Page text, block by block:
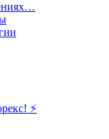
⚡